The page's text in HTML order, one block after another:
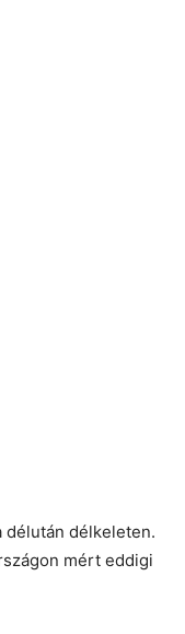
délután délkeleten.
mért eddigi